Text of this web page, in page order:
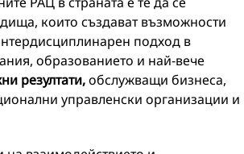
които създават възможности
подход в
образованието и най-вече
резултати,обслужващи бизнеса,
управленски организации и